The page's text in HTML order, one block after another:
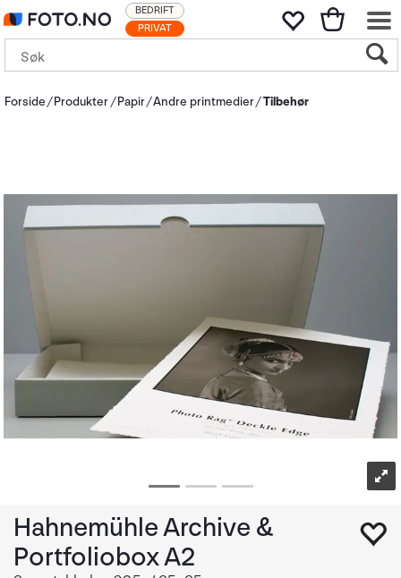
PRIVAT
BEDRIFT
Forside Produkter Papir Andre printmedier Tilbehør
Hahnemühle Archive &
Portfoliobox A2